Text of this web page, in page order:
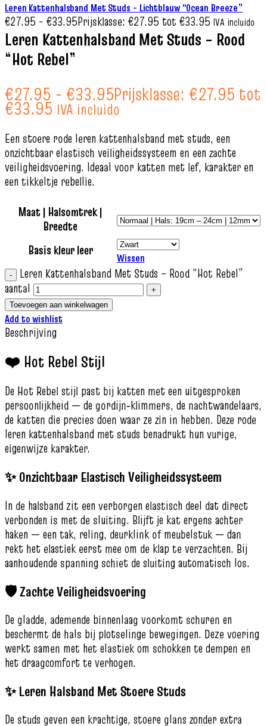
Leren Kattenhalsband Met Studs – Lichtblauw “Ocean Breeze”
€27.95 - €33.95Prijsklasse: €27.95 tot €33.95 IVA incluido
Leren Kattenhalsband Met Studs – Rood
“Hot Rebel”
€27.95 - €33.95Prijsklasse: €27.95 tot
€33.95 IVA incluido
Een stoere rode leren kattenhalsband met studs, een
onzichtbaar elastisch veiligheidssysteem en een zachte
veiligheidsvoering. Ideaal voor katten met lef, karakter en
een tikkeltje rebellie.
Maat | Halsomtrek |
Breedte
Basis kleur leer
Wissen
Leren Kattenhalsband Met Studs – Rood “Hot Rebel”
aantal
Toevoegen aan winkelwagen
Add to wishlist
Beschrijving
❤️ Hot Rebel Stijl
De Hot Rebel stijl past bij katten met een uitgesproken
persoonlijkheid — de gordijn‑klimmers, de nachtwandelaars,
de katten die precies doen waar ze zin in hebben. Deze rode
leren kattenhalsband met studs benadrukt hun vurige,
eigenwijze karakter.
✨ Onzichtbaar Elastisch Veiligheidssysteem
In de halsband zit een verborgen elastisch deel dat direct
verbonden is met de sluiting. Blijft je kat ergens achter
haken — een tak, reling, deurklink of meubelstuk — dan
rekt het elastiek eerst mee om de klap te verzachten. Bij
aanhoudende spanning schiet de sluiting automatisch los.
🛡️ Zachte Veiligheidsvoering
De gladde, ademende binnenlaag voorkomt schuren en
beschermt de hals bij plotselinge bewegingen. Deze voering
werkt samen met het elastiek om schokken te dempen en
het draagcomfort te verhogen.
✨ Leren Halsband Met Stoere Studs
De studs geven een krachtige, stoere glans zonder extra